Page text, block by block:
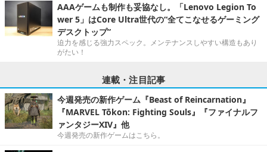
AAAゲームも制作も妥協なし。「Lenovo Legion To
wer 5」はCore Ultra世代の“全てこなせるゲーミング
デスクトップ”
迫力を感じる強力スペック。メンテナンスしやすい構造もあり
がたい！
連載・注目記事
今週発売の新作ゲーム『Beast of Reincarnation』
『MARVEL Tōkon: Fighting Souls』『ファイナルフ
ァンタジーXIV』他
今週発売の新作ゲームはこちら。